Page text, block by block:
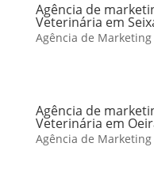
Agência de
Veterinária em
Agência de
Agência de
Veterinária em
Agência de